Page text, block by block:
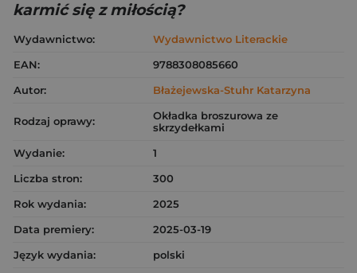
karmić się z miłością?
Wydawnictwo:
Wydawnictwo Literackie
EAN:
9788308085660
Autor:
Błażejewska-Stuhr Katarzyna
Rodzaj oprawy:
Okładka broszurowa ze
skrzydełkami
Wydanie:
1
Liczba stron:
300
Rok wydania:
2025
Data premiery:
2025-03-19
Język wydania:
polski